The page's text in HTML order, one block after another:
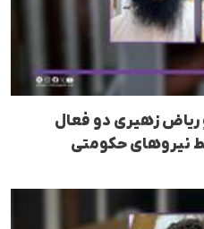
ریاض زهیری دو فعال
حکومتی